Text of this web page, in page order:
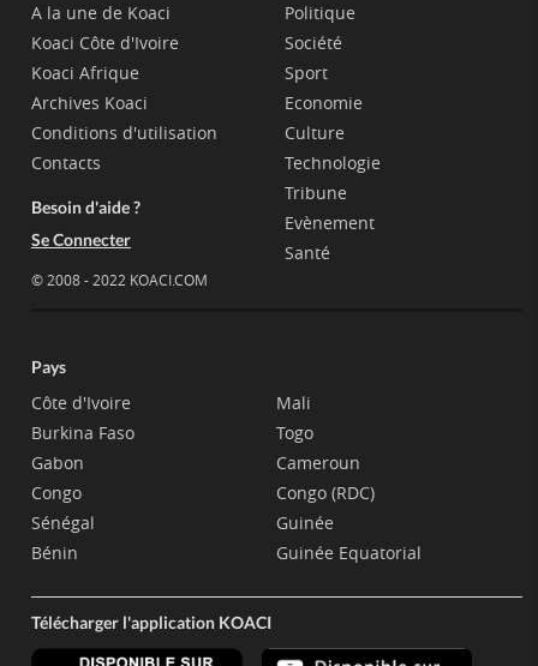
A la une de Koaci
Koaci Côte d'Ivoire
Koaci Afrique
Archives Koaci
Conditions d'utilisation
Contacts
Besoin d'aide ?
Se Connecter
© 2008 - 2022 KOACI.COM
Politique
Société
Sport
Economie
Culture
Technologie
Tribune
Evènement
Santé
Pays
Côte d'Ivoire
Burkina Faso
Gabon
Congo
Sénégal
Bénin
Mali
Togo
Cameroun
Congo (RDC)
Guinée
Guinée Equatorial
Télécharger l'application KOACI